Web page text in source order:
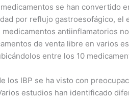
se han convertido
por reflujo gastroesofágico,
antiinflamatorios
de venta libre en varios
entre los 10
los IBP se ha visto con
estudios han identificado